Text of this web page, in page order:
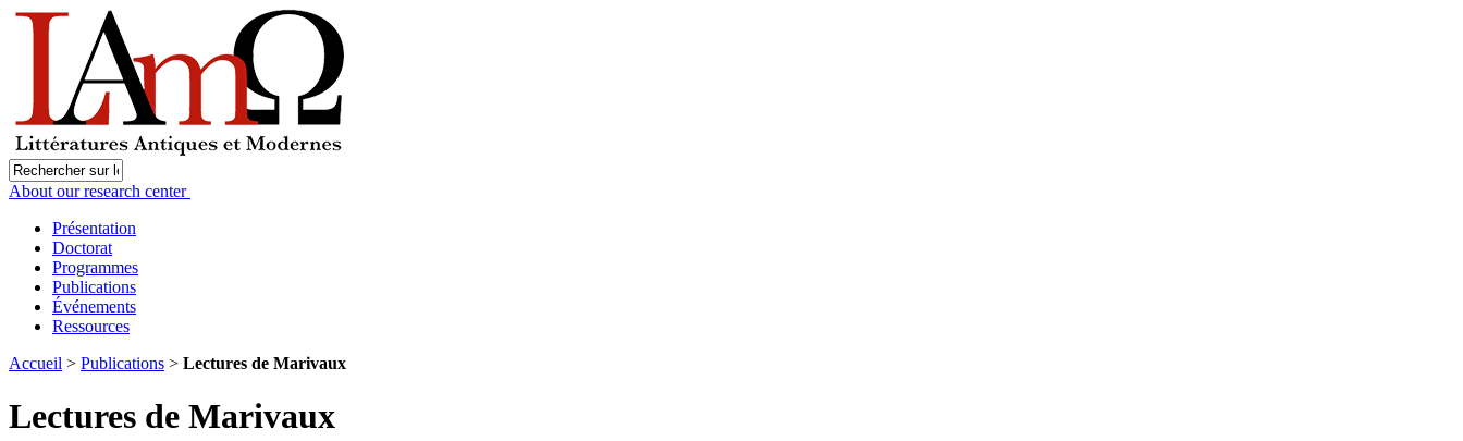
About our research center
Présentation
Doctorat
Programmes
Publications
Événements
Ressources
Accueil > Publications > Lectures de Marivaux
Lectures de Marivaux